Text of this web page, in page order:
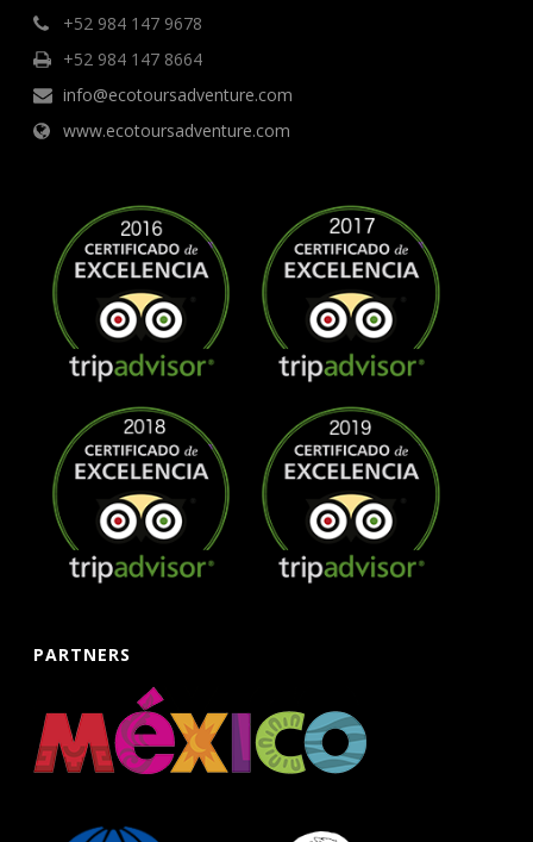
+52 984 147 9678
+52 984 147 8664
info@ecotoursadventure.com
www.ecotoursadventure.com
PARTNERS